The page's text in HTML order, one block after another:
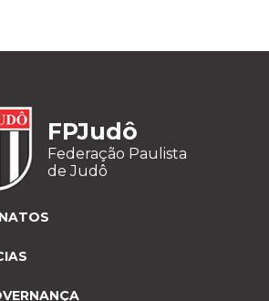
FPJudô
Federação Paulista
de Judô